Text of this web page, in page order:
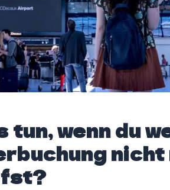
tun, wenn du